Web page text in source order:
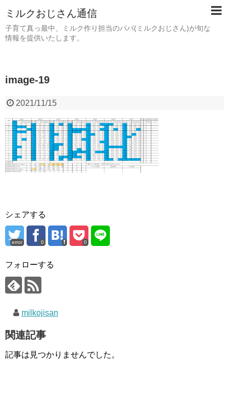
ミルクおじさん通信
子育て真っ最中、ミルク作り担当のパパ(ミルクおじさん)が旬な
情報を提供いたします。
image-19
2021/11/15
シェアする
error 0 0
フォローする
milkojisan
関連記事
記事は見つかりませんでした。